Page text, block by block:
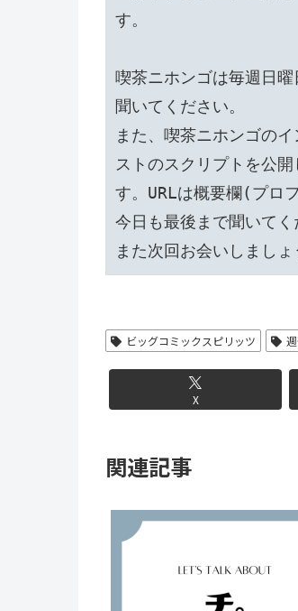
す。
喫茶ニホンゴは毎週日
聞いてください。
また、喫茶ニホンゴの
ストのスクリプトを公
す。URLは概要欄(プロ
今日も最後まで聞いてく
ビッグコミックスピリッツ
X
関連記事